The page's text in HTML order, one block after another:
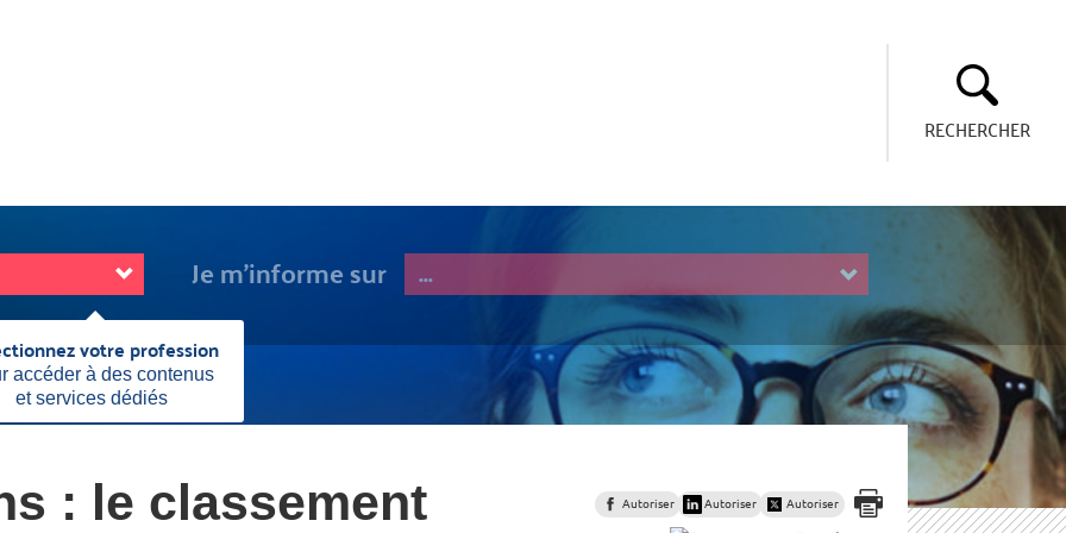
RECHERCHER
Je m'informe sur
votre profession
accéder à des contenus
et services dédiés
Fermer
des territoires ou zonage
: le classement
Autoriser Autoriser Autoriser